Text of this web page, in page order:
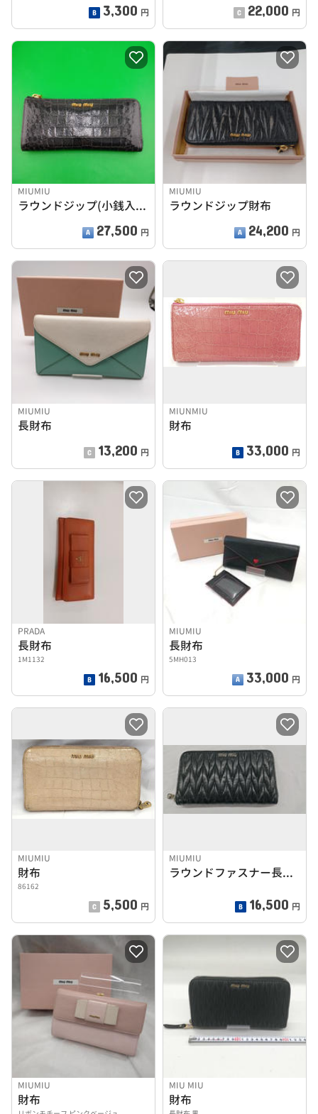
3,300 円 22,000 円
MIUMIU
ラウンドジップ(小銭入れ)
27,500 円
MIUMIU
ラウンドジップ財布
24,200 円
MIUMIU
長財布
13,200 円
MIUNMIU
財布
33,000 円
PRADA
長財布
1M1132
16,500 円
MIUMIU
長財布
5MH013
33,000 円
MIUMIU
財布
86162
5,500 円
MIUMIU
ラウンドファスナー長財布
16,500 円
MIUMIU
財布
MIU MIU
財布